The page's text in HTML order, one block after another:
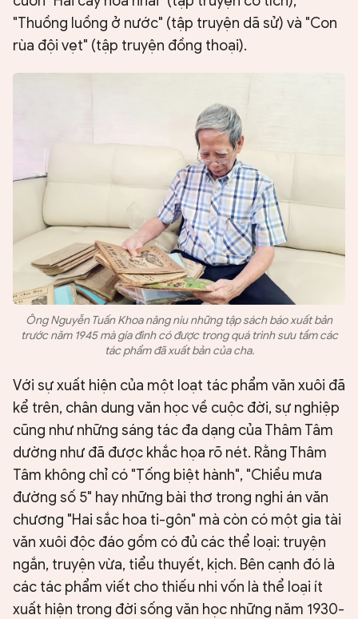
"Thuồng luồng ở nước" (tập truyện dã sử) và "Con
rùa đội vẹt" (tập truyện đồng thoại).
Ông Nguyễn Tuấn Khoa nâng niu những tập sách báo xuất bản
trước năm 1945 mà gia đình có được trong quá trình sưu tầm các
tác phẩm đã xuất bản của cha.
Với sự xuất hiện của một loạt tác phẩm văn xuôi đã
kể trên, chân dung văn học về cuộc đời, sự nghiệp
cũng như những sáng tác đa dạng của Thâm Tâm
dường như đã được khắc họa rõ nét. Rằng Thâm
Tâm không chỉ có "Tống biệt hành", "Chiều mưa
đường số 5" hay những bài thơ trong nghi án văn
chương "Hai sắc hoa ti-gôn" mà còn có một gia tài
văn xuôi độc đáo gồm có đủ các thể loại: truyện
ngắn, truyện vừa, tiểu thuyết, kịch. Bên cạnh đó là
các tác phẩm viết cho thiếu nhi vốn là thể loại ít
xuất hiện trong đời sống văn học những năm 1930-